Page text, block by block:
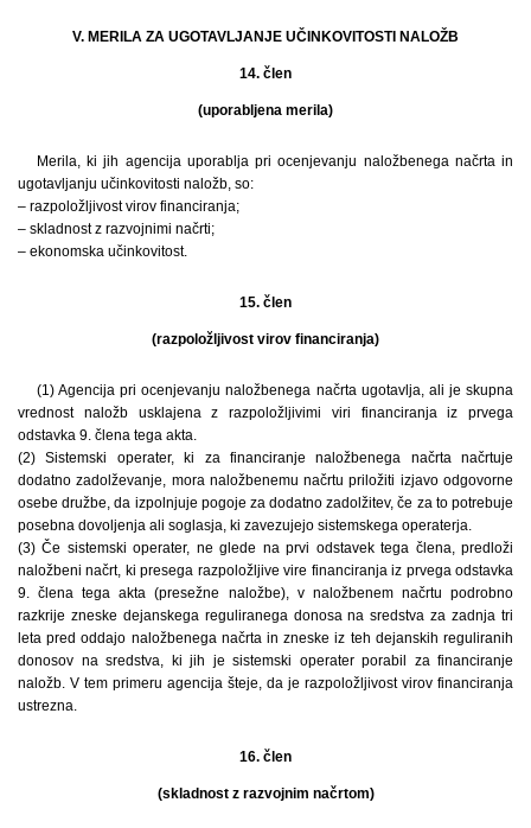
V. MERILA ZA UGOTAVLJANJE UČINKOVITOSTI NALOŽB
14. člen
(uporabljena merila)
Merila, ki jih agencija uporablja pri ocenjevanju naložbenega načrta in
ugotavljanju učinkovitosti naložb, so:
– razpoložljivost virov financiranja;
– skladnost z razvojnimi načrti;
– ekonomska učinkovitost.
15. člen
(razpoložljivost virov financiranja)
(1) Agencija pri ocenjevanju naložbenega načrta ugotavlja, ali je skupna
vrednost naložb usklajena z razpoložljivimi viri financiranja iz prvega
odstavka 9. člena tega akta.
(2) Sistemski operater, ki za financiranje naložbenega načrta načrtuje
dodatno zadolževanje, mora naložbenemu načrtu priložiti izjavo odgovorne
osebe družbe, da izpolnjuje pogoje za dodatno zadolžitev, če za to potrebuje
posebna dovoljenja ali soglasja, ki zavezujejo sistemskega operaterja.
(3) Če sistemski operater, ne glede na prvi odstavek tega člena, predloži
naložbeni načrt, ki presega razpoložljive vire financiranja iz prvega odstavka
9. člena tega akta (presežne naložbe), v naložbenem načrtu podrobno
razkrije zneske dejanskega reguliranega donosa na sredstva za zadnja tri
leta pred oddajo naložbenega načrta in zneske iz teh dejanskih reguliranih
donosov na sredstva, ki jih je sistemski operater porabil za financiranje
naložb. V tem primeru agencija šteje, da je razpoložljivost virov financiranja
ustrezna.
16. člen
(skladnost z razvojnim načrtom)